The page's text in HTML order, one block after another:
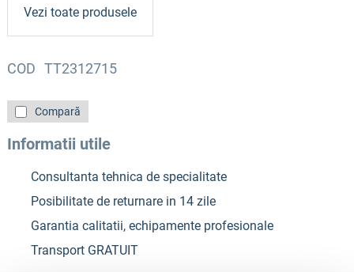
Compară
Informatii utile
Consultanta tehnica de specialitate
Posibilitate de returnare in 14 zile
Garantia calitatii, echipamente profesionale
Transport GRATUIT
COD TT2312715
Vezi toate produsele